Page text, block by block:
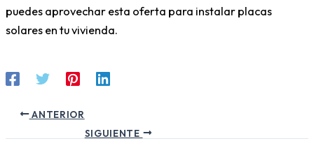
puedes aprovechar esta oferta para instalar placas
solares en tu vivienda.
ANTERIOR
SIGUIENTE